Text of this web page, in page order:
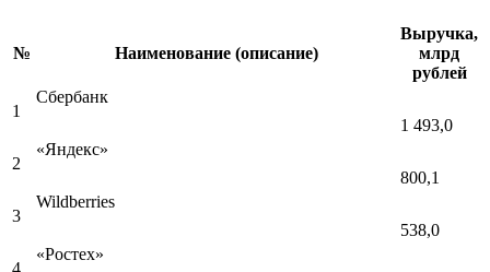
№ Наименование (описание)
Выручка,
млрд
рублей
1
Сбербанк
1 493,0
2
«Яндекс»
800,1
3
Wildberries
538,0
4
«Ростех»